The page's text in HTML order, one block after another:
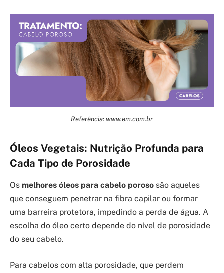
Referência: www.em.com.br
Óleos Vegetais: Nutrição Profunda para
Cada Tipo de Porosidade
Os melhores óleos para cabelo poroso são aqueles
que conseguem penetrar na fibra capilar ou formar
uma barreira protetora, impedindo a perda de água. A
escolha do óleo certo depende do nível de porosidade
do seu cabelo.
Para cabelos com alta porosidade, que perdem